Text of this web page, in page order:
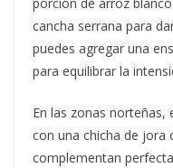
porción de arroz
cancha serrana para
puedes agregar una
para equilibrar la
En las zonas
con una chicha de jora
complementan